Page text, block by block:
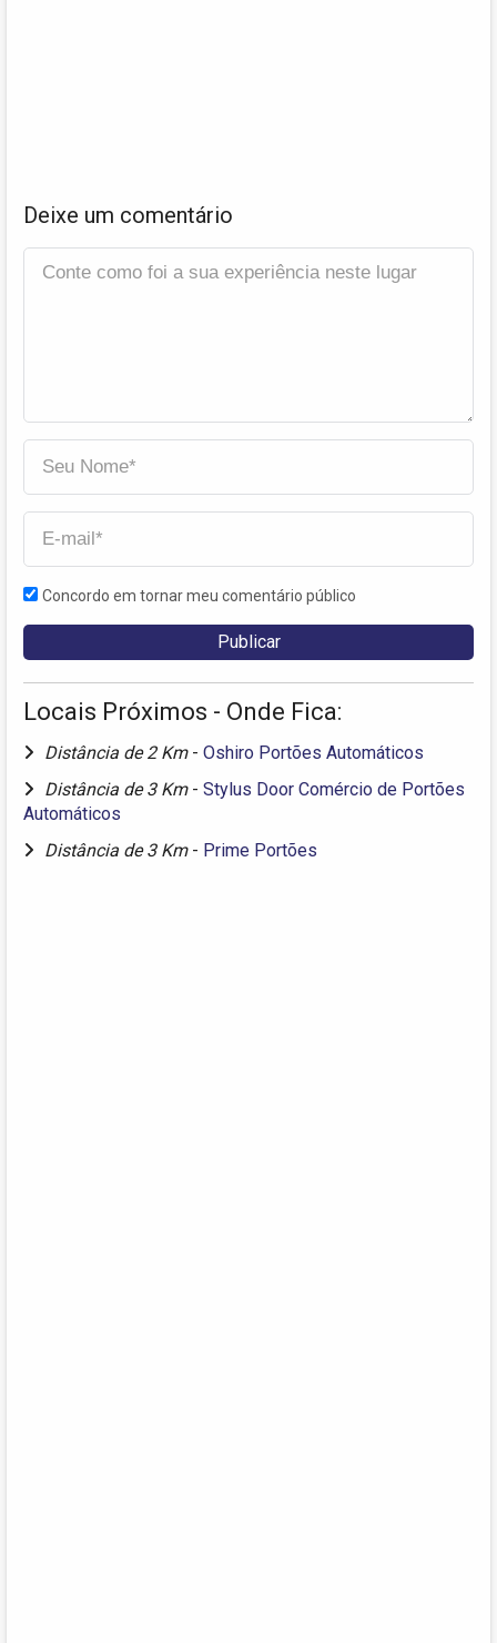
Deixe um comentário
Concordo em tornar meu comentário público
Locais Próximos - Onde Fica:
Distância de 2 Km - Oshiro Portões Automáticos
Distância de 3 Km - Stylus Door Comércio de Portões
Automáticos
Distância de 3 Km - Prime Portões